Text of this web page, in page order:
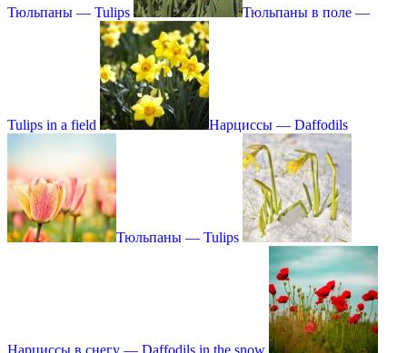
Тюльпаны — Tulips Тюльпаны в поле —
Tulips in a field Нарциссы — Daffodils
Тюльпаны — Tulips
Нарциссы в снегу — Daffodils in the snow